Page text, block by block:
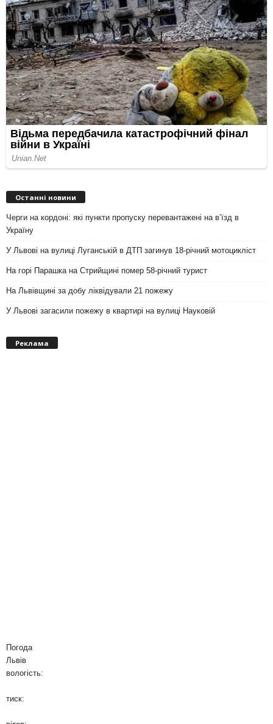
Останні новини
Черги на кордоні: які пункти пропуску перевантажені на вʼїзд в
Україну
У Львові на вулиці Луганській в ДТП загинув 18-річний мотоцикліст
На горі Парашка на Стрийщині помер 58-річний турист
На Львівщині за добу ліквідували 21 пожежу
У Львові загасили пожежу в квартирі на вулиці Науковій
Реклама
Погода
Львів
вологість:
тиск: